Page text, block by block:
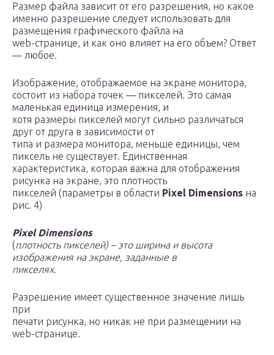
Размер файла зависит от его разрешения, но какое
именно разрешение следует использовать для
размещения графического файла на
web-странице, и как оно влияет на его объем? Ответ
— любое.
Изображение, отображаемое на экране монитора,
состоит из набора точек — пикселей. Это самая
маленькая единица измерения, и
хотя размеры пикселей могут сильно различаться
друг от друга в зависимости от
типа и размера монитора, меньше единицы, чем
пиксель не существует. Единственная
характеристика, которая важна для отображения
рисунка на экране, это плотность
пикселей (параметры в области Pixel Dimensions на
рис. 4)
Pixel Dimensions
(плотность пикселей) – это ширина и высота
изображения на экране, заданные в
пикселях.
Разрешение имеет существенное значение лишь
при
печати рисунка, но никак не при размещении на
web-странице.